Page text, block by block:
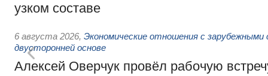
узком составе
6 августа 2026, Экономические отношения с
двусторонней основе
Алексей Оверчук провёл рабочую